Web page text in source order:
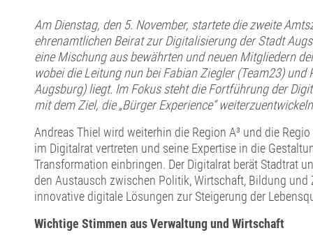
Am Dienstag, den 5. November, startete die zweite
ehrenamtlichen Beirat zur Digitalisierung der Stadt
eine Mischung aus bewährten und neuen Mitgliedern
wobei die Leitung nun bei Fabian Ziegler (Team23) und
Augsburg) liegt. Im Fokus steht die Fortführung der
mit dem Ziel, die „Bürger Experience“
Andreas Thiel wird weiterhin die Region A³ und die
im Digitalrat vertreten und seine Expertise in die
Transformation einbringen. Der Digitalrat berät Stadtrat
den Austausch zwischen Politik, Wirtschaft, Bildung
innovative digitale Lösungen zur Steigerung der
Wichtige Stimmen aus Verwaltung und Wirtschaft